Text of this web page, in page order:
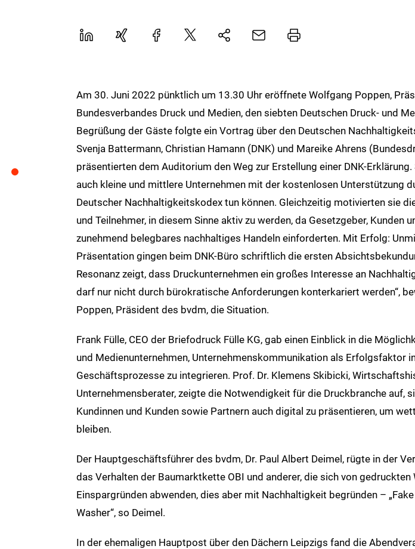
LinekdInXing FacebookPlattformNatives
E-
Drucker
Am 30. Juni 2022 pünktlich um 13.30 Uhr eröffnete Wolfgang Poppen,
Bundesverbandes Druck und Medien, den siebten Deutschen Druck- und
Begrüßung der Gäste folgte ein Vortrag über den Deutschen
Svenja Battermann, Christian Hamann (DNK) und Mareike Ahrens
präsentierten dem Auditorium den Weg zur Erstellung einer DNK-Erklärung.
auch kleine und mittlere Unternehmen mit der kostenlosen Unterstützung
Deutscher Nachhaltigkeitskodex tun können. Gleichzeitig motivierten sie
und Teilnehmer, in diesem Sinne aktiv zu werden, da Gesetzgeber, Kunden
zunehmend belegbares nachhaltiges Handeln einforderten. Mit Erfolg:
Präsentation gingen beim DNK-Büro schriftlich die ersten
Resonanz zeigt, dass Druckunternehmen ein großes Interesse an
darf nur nicht durch bürokratische Anforderungen konterkariert werden“,
Poppen, Präsident des bvdm, die Situation.
Frank Fülle, CEO der Briefodruck Fülle KG, gab einen Einblick in die
und Medienunternehmen, Unternehmenskommunikation als Erfolgsfaktor
Geschäftsprozesse zu integrieren. Prof. Dr. Klemens Skibicki,
Unternehmensberater, zeigte die Notwendigkeit für die Druckbranche auf,
Kundinnen und Kunden sowie Partnern auch digital zu präsentieren, um
bleiben.
Der Hauptgeschäftsführer des bvdm, Dr. Paul Albert Deimel, rügte in der
das Verhalten der Baumarktkette OBI und anderer, die sich von gedruckten
Einspargründen abwenden, dies aber mit Nachhaltigkeit begründen –
Washer“, so Deimel.
In der ehemaligen Hauptpost über den Dächern Leipzigs fand die